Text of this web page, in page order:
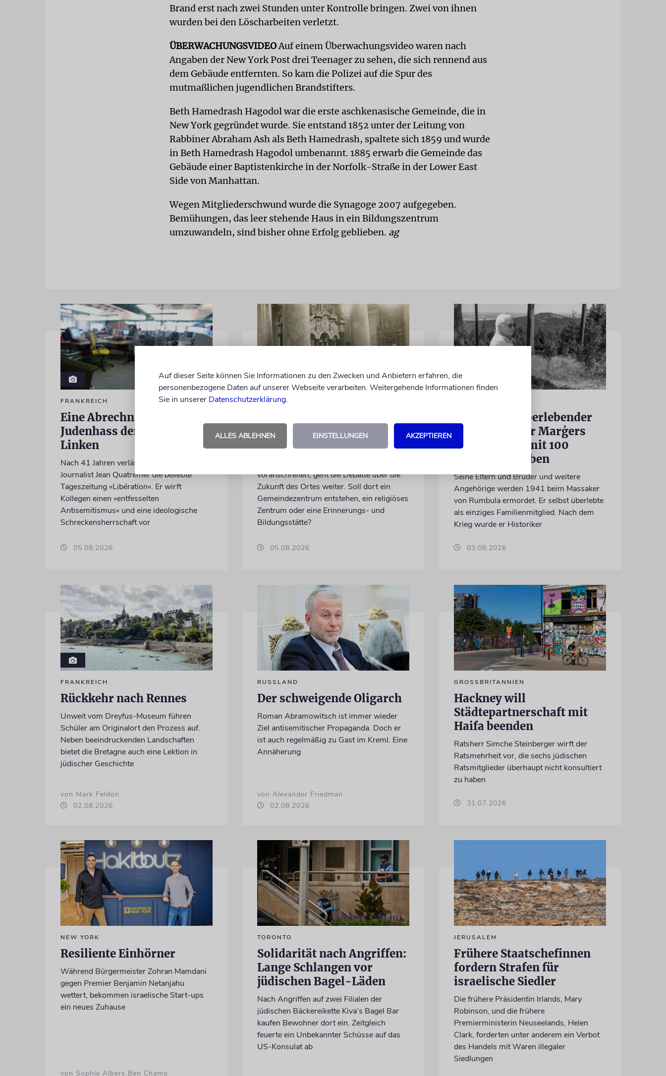
Brand erst nach zwei Stunden unter Kontrolle bringen. Zwei von ihnen
wurden bei den Löscharbeiten verletzt.
ÜBERWACHUNGSVIDEOAuf einem Überwachungsvideo waren nach
Angaben der New York Post drei Teenager zu sehen, die sich rennend aus
dem Gebäude entfernten. So kam die Polizei auf die Spur des
mutmaßlichen jugendlichen Brandstifters.
Beth Hamedrash Hagodol war die erste aschkenasische Gemeinde, die in
New York gegründet wurde. Sie entstand 1852 unter der Leitung von
Rabbiner Abraham Ash als Beth Hamedrash, spaltete sich 1859 und wurde
in Beth Hamedrash Hagodol umbenannt. 1885 erwarb die Gemeinde das
Gebäude einer Baptistenkirche in der Norfolk-Straße in der Lower East
Side von Manhattan.
Wegen Mitgliederschwund wurde die Synagoge 2007 aufgegeben.
Bemühungen, das leer stehende Haus in ein Bildungszentrum
umzuwandeln, sind bisher ohne Erfolg geblieben. ag
FRANKREICH
Eine Abrechnung mit dem
Judenhass der neuen
Linken
Nach 41 Jahren verlässt der anerkannte
Journalist Jean Quatremer die beliebte
Tageszeitung »Libération«. Er wirft
Kollegen einen »entfesselten
Antisemitismus« und eine ideologische
Schreckensherrschaft vor
05.08.2026
LITAUEN
von Vilnius endlich
freigelegt
voranschreiten, geht die Debatte über die
Zukunft des Ortes weiter. Soll dort ein
Gemeindezentrum entstehen, ein religiöses
Zentrum oder eine Erinnerungs- und
Bildungsstätte?
05.08.2026
Holocaust-Überlebender
und Historiker Marģers
Vestermanis mit 100
Jahren gestorben
Seine Eltern und Brüder und weitere
Angehörige werden 1941 beim Massaker
von Rumbula ermordet. Er selbst überlebte
als einziges Familienmitglied. Nach dem
Krieg wurde er Historiker
03.08.2026
FRANKREICH
Rückkehr nach Rennes
Unweit vom Dreyfus-Museum führen
Schüler am Originalort den Prozess auf.
Neben beeindruckenden Landschaften
bietet die Bretagne auch eine Lektion in
jüdischer Geschichte
von Mark Feldon
02.08.2026
RUSSLAND
Der schweigende Oligarch
Roman Abramowitsch ist immer wieder
Ziel antisemitischer Propaganda. Doch er
ist auch regelmäßig zu Gast im Kreml. Eine
Annäherung
von Alexander Friedman
02.08.2026
GROSSBRITANNIEN
Hackney will
Städtepartnerschaft mit
Haifa beenden
Ratsherr Simche Steinberger wirft der
Ratsmehrheit vor, die sechs jüdischen
Ratsmitglieder überhaupt nicht konsultiert
zu haben
31.07.2026
NEW YORK
Resiliente Einhörner
Während Bürgermeister Zohran Mamdani
gegen Premier Benjamin Netanjahu
wettert, bekommen israelische Start-ups
ein neues Zuhause
von Sophie Albers Ben Chamo
TORONTO
Solidarität nach Angriffen:
Lange Schlangen vor
jüdischen Bagel-Läden
Nach Angriffen auf zwei Filialen der
jüdischen Bäckereikette Kiva’s Bagel Bar
kaufen Bewohner dort ein. Zeitgleich
feuerte ein Unbekannter Schüsse auf das
US-Konsulat ab
JERUSALEM
Frühere Staatschefinnen
fordern Strafen für
israelische Siedler
Die frühere Präsidentin Irlands, Mary
Robinson, und die frühere
Premierministerin Neuseelands, Helen
Clark, forderten unter anderem ein Verbot
des Handels mit Waren illegaler
Siedlungen
Auf dieser Seite können Sie Informationen zu den Zwecken und Anbietern erfahren, die
personenbezogene Daten auf unserer Webseite verarbeiten. Weitergehende Informationen finden
Sie in unserer Datenschutzerklärung.
ALLES ABLEHNEN EINSTELLUNGEN AKZEPTIEREN